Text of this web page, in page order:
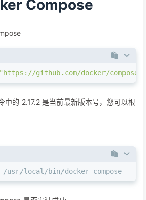
Compose
"https://github.com/docker/compose/
中的 2.17.2 是当前最新版本号，您可以根
/usr/local/bin/docker-compose